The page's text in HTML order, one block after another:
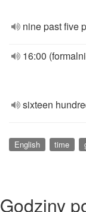
nine past five
16:00
sixteen
English time
Godziny